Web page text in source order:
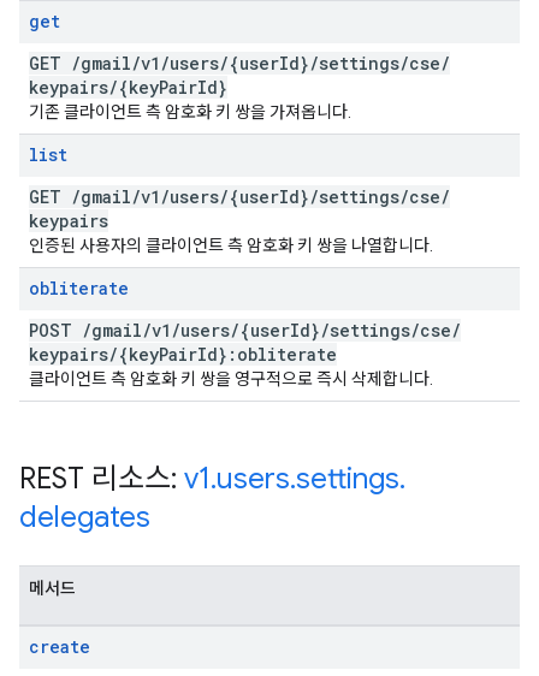
get
GET /gmail/v1 /users/{userId}/settings/cse/
keypairs/{keyPairId}
기존 클라이언트 측 암호화 키 쌍을 가져옵니다.
list
GET /gmail/v1 /users/{userId}/settings/cse/
keypairs
인증된 사용자의 클라이언트 측 암호화 키 쌍을 나열합니다.
obliterate
POST /gmail/v1 /users/{userId}/settings/cse/
keypairs/{keyPairId}:obliterate
클라이언트 측 암호화 키 쌍을 영구적으로 즉시 삭제합니다.
REST 리소스: v1.users.settings.
delegates
메서드
create